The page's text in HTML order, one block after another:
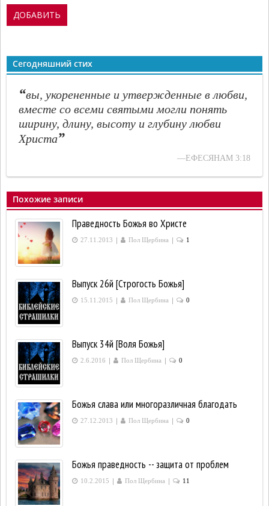
Сегодняшний стих
“вы, укорененные и утвержденные в любви,
вместе со всеми святыми могли понять
ширину, длину, высоту и глубину любви
Христа”
—ЕФЕСЯНАМ 3:18
Похожие записи
Праведность Божья во Христе
27.11.2013 | Пол Щербина | 1
Выпуск 26й [Строгость Божья]
15.11.2015 | Пол Щербина | 0
Выпуск 34й [Воля Божья]
2.6.2016 | Пол Щербина | 0
Божья слава или многоразличная благодать
27.12.2013 | Пол Щербина | 0
Божья праведность -- защита от проблем
10.2.2015 | Пол Щербина | 11